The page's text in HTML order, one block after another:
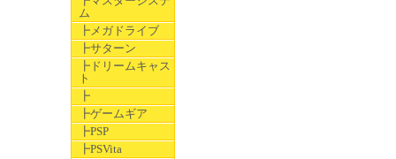
ム
┣メガドライブ
┣サターン
┣ドリームキャス
ト
┣
┣ゲームギア
┣PSP
┣PSVita